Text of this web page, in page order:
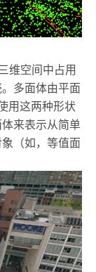
维空间中占用
多面体由平面
用这两种形状
来表示从简单
（如，等值面